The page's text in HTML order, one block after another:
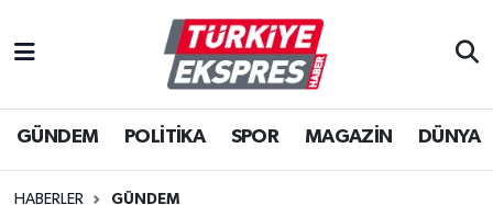
GÜNDEM POLİTİKA SPOR MAGAZİN DÜNYA
HABERLER GÜNDEM
İstanbul Nöbetçi Eczaneler
İstanbul Hava Durumu
İstanbul Namaz Vakitleri